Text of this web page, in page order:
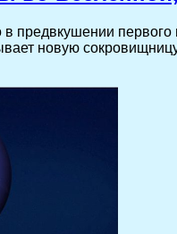
предвкушении первого
новую